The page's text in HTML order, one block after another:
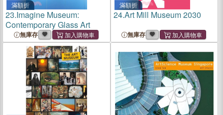
滿額折
23.Imagine Museum:
Contemporary Glass Art
無庫存
滿額折
24.Art Mill Museum 2030
無庫存